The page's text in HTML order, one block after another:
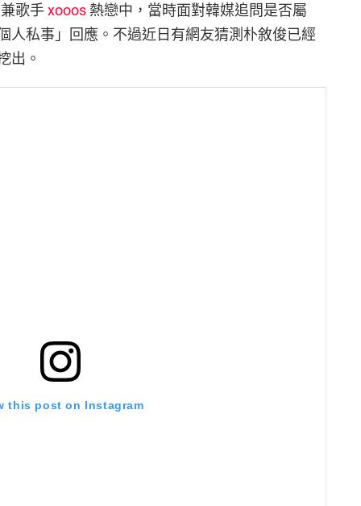
歌手xooos 熱戀中，當時面對韓媒追問是否屬
人私事」回應。不過近日有網友猜測朴敘俊已經
出。
this post on Instagram